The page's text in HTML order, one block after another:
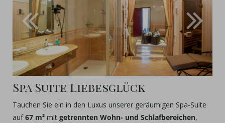
Spa Suite Liebesglück
Tauchen Sie ein in den Luxus unserer geräumigen Spa-Suite
auf67 m² mit getrennten Wohn- und Schlafbereichen,